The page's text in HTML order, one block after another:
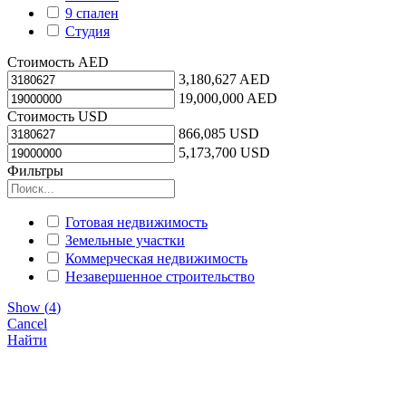
9 спален
Студия
Стоимость AED
3,180,627 AED
19,000,000 AED
Стоимость USD
866,085 USD
5,173,700 USD
Фильтры
Готовая недвижимость
Земельные участки
Коммерческая недвижимость
Незавершенное строительство
Show (4)
Cancel
Найти